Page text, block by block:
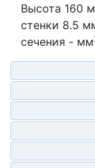
Высота 160
стенки 8.5
сечения - мм